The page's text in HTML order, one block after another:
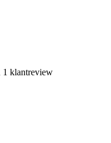
1 klantreview